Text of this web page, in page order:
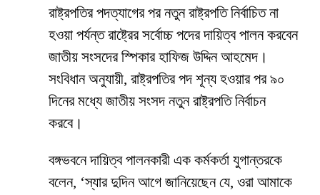
রাষ্ট্রপতির পদত্যাগের পর নতুন রাষ্ট্রপতি নির্বাচিত না
হওয়া পর্যন্ত রাষ্ট্রের সর্বোচ্চ পদের দায়িত্ব পালন করবেন
জাতীয় সংসদের স্পিকার হাফিজ উদ্দিন আহমেদ।
সংবিধান অনুযায়ী, রাষ্ট্রপতির পদ শূন্য হওয়ার পর ৯০
দিনের মধ্যে জাতীয় সংসদ নতুন রাষ্ট্রপতি নির্বাচন
করবে।
বঙ্গভবনে দায়িত্ব পালনকারী এক কর্মকর্তা যুগান্তরকে
বলেন, ‘স্যার দুদিন আগে জানিয়েছেন যে, ওরা আমাকে